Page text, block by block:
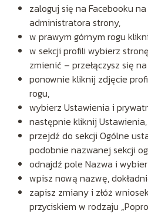
zaloguj się na Facebooku
administratora strony,
w prawym górnym rogu
w sekcji profili wybierz
zmienić – przełączysz się
ponownie kliknij zdjęcie
rogu,
wybierz Ustawienia i
następnie kliknij Ustawienia,
przejdź do sekcji Ogólne
podobnie nazwanej sekcji
odnajdź pole Nazwa i
wpisz nową nazwę,
zapisz zmiany i złóż
przyciskiem w rodzaju